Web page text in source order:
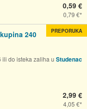
0,59 €
0,79 €
240
do isteka zaliha u Studenac
2,99 €
4,05 €
PREPORUKA